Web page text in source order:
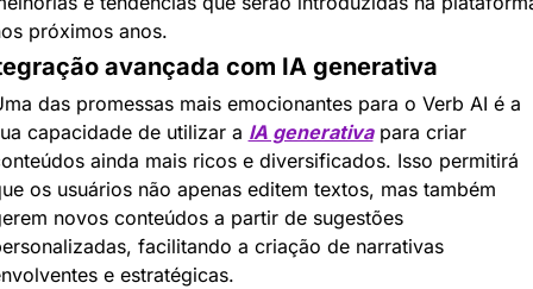
próximos anos.
avançada com IA generativa
das promessas mais emocionantes para o Verb AI é a
capacidade de utilizar a IA generativa para criar
ainda mais ricos e diversificados. Isso permitirá
os usuários não apenas editem textos, mas também
novos conteúdos a partir de sugestões
facilitando a criação de narrativas
e estratégicas.